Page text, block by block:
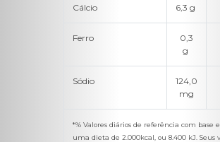
Cálcio 6,3 g
Ferro
0,3
g
Sódio
124,0
mg
*% Valores diários de referência com base
uma dieta de 2.000kcal, ou 8.400 kJ. Seus